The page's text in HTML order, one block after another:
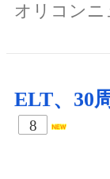
オリコンニ
ELT、30
8